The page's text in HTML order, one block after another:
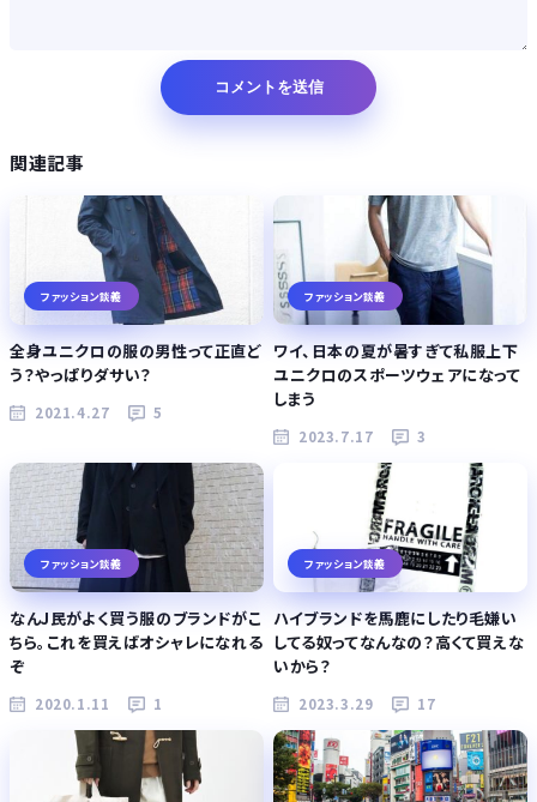
関連記事
ファッション談義
全身ユニクロの服の男性って正直ど
う？やっぱりダサい？
2021.4.27 5
ファッション談義
ワイ、日本の夏が暑すぎて私服上下
ユニクロのスポーツウェアになって
しまう
2023.7.17 3
ファッション談義
なんJ民がよく買う服のブランドがこ
ちら。これを買えばオシャレになれる
ぞ
2020.1.11 1
ファッション談義
ハイブランドを馬鹿にしたり毛嫌い
してる奴ってなんなの？高くて買えな
いから？
2023.3.29 17